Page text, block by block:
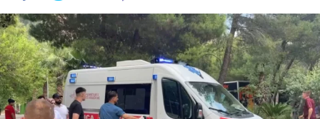
Pikëpamje
Art Jete
Kulturë